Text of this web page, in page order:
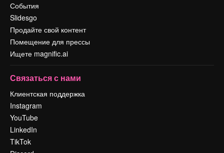
События
Slidesgo
Продайте свой контент
Помещение для прессы
Ищете magnific.ai
Связаться с нами
Клиентская поддержка
Instagram
YouTube
LinkedIn
TikTok